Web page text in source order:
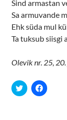
Sind armastan
Sa armuvande
Ehk süda mul
Ta tuksub siisgi
Olevik nr. 25,
C
l
C
l